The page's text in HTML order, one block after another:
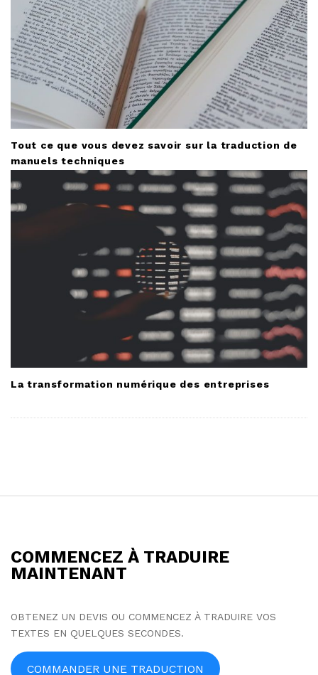
Tout ce que vous devez savoir sur la traduction de
manuels techniques
La transformation numérique des entreprises
COMMENCEZ À TRADUIRE
MAINTENANT
OBTENEZ UN DEVIS OU COMMENCEZ À TRADUIRE VOS
TEXTES EN QUELQUES SECONDES.
COMMANDER UNE TRADUCTION